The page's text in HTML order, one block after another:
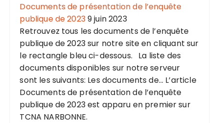
Documents de présentation de l’enquête
publique de 20239 juin 2023
Retrouvez tous les documents de l’enquête
publique de 2023 sur notre site en cliquant sur
le rectangle bleu ci-dessous. La liste des
documents disponibles sur notre serveur
sont les suivants: Les documents de... L’article
Documents de présentation de l’enquête
publique de 2023 est apparu en premier sur
TCNA NARBONNE.